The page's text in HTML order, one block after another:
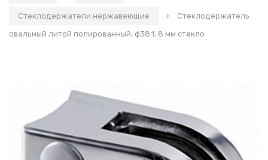
Стеклодержатели нержавеющие
Стеклодержатель
овальный литой полированный, ф38.1; 8 мм стекло